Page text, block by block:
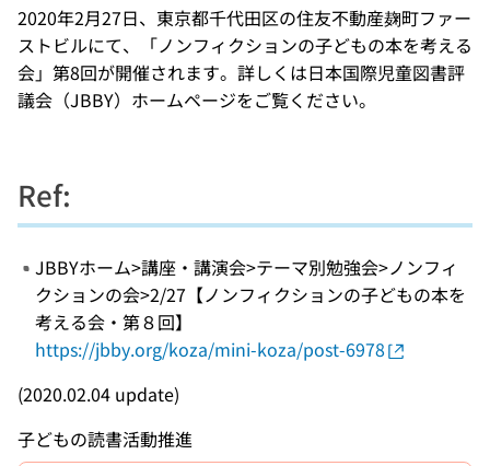
2020年2月27日、東京都千代田区の住友不動産麹町ファー
ストビルにて、「ノンフィクションの子どもの本を考える
会」第8回が開催されます。詳しくは日本国際児童図書評
議会（JBBY）ホームページをご覧ください。
Ref:
JBBYホーム>講座・講演会>テーマ別勉強会>ノンフィ
クションの会>2/27【ノンフィクションの子どもの本を
考える会・第８回】
https://jbby.org/koza/mini-koza/post-6978
(2020.02.04 update)
子どもの読書活動推進